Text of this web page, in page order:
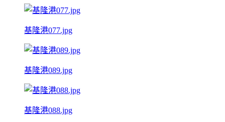
基隆港077.jpg
基隆港089.jpg
基隆港088.jpg